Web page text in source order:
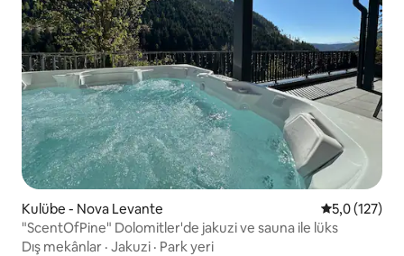
Kulübe - Nova Levante 5 üzerinden
5,0 (127)
"ScentOfPine" Dolomitler'de jakuzi ve sauna ile lüks
Dış mekânlar · Jakuzi · Park yeri